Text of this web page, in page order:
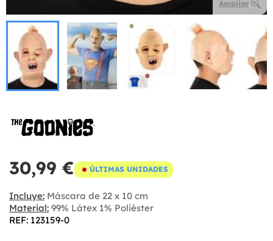
Ampliar
30,99 € ÚLTIMAS UNIDADES
Incluye: Máscara de 22 x 10 cm
Material: 99% Látex 1% Poliéster
REF: 123159-0